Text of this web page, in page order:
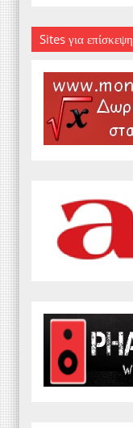
Sites για επίσκεψη